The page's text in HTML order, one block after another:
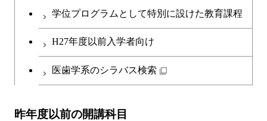
学位プログラムとして特別に設けた教育課程
H27年度以前入学者向け
医歯学系のシラバス検索
昨年度以前の開講科目